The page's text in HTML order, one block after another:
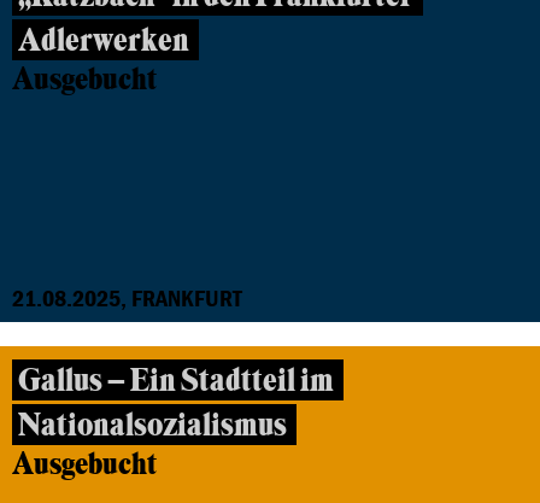
Adlerwerken
Ausgebucht
21.08.2025, FRANKFURT
Gallus – Ein Stadtteil im
Nationalsozialismus
Ausgebucht